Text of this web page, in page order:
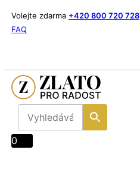
Volejte zdarma +420 800 720 728
FAQ
0